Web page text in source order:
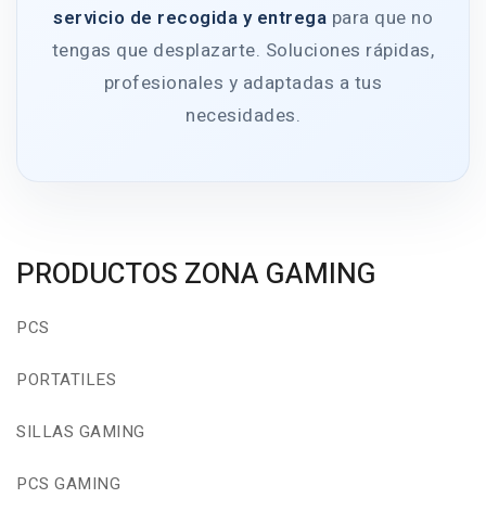
servicio de recogida y entrega para que no
tengas que desplazarte. Soluciones rápidas,
profesionales y adaptadas a tus
necesidades.
PRODUCTOS ZONA GAMING
PCS
PORTATILES
SILLAS GAMING
PCS GAMING